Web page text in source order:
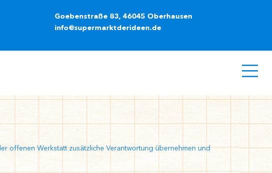
Goebenstraße 83, 46045 Oberhausen
info@supermarktderideen.de
offenen Werkstatt zusätzliche Verantwortung übernehmen und